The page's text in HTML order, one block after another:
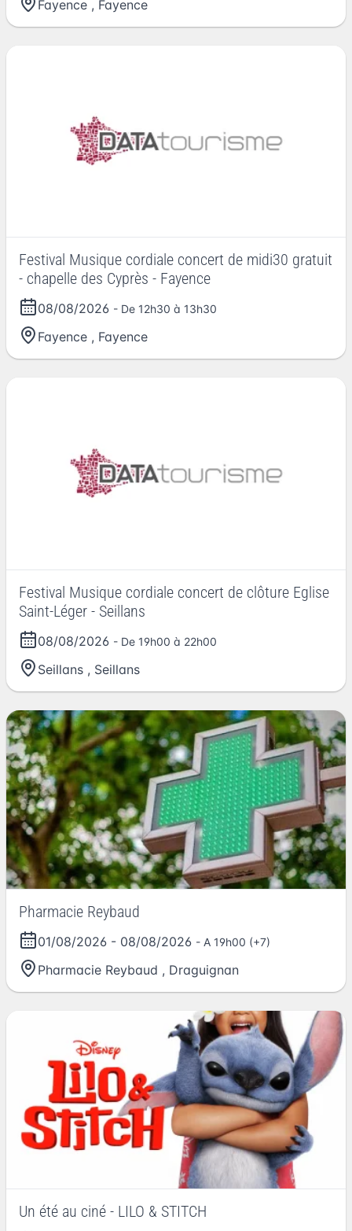
Fayence , Fayence
Festival Musique cordiale concert de midi30 gratuit
- chapelle des Cyprès - Fayence
08/08/2026 - De 12h30 à 13h30
Fayence , Fayence
Festival Musique cordiale concert de clôture Eglise
Saint-Léger - Seillans
08/08/2026 - De 19h00 à 22h00
Seillans , Seillans
Pharmacie Reybaud
01/08/2026 - 08/08/2026 - A 19h00 (+7)
Pharmacie Reybaud , Draguignan
Un été au ciné - LILO & STITCH